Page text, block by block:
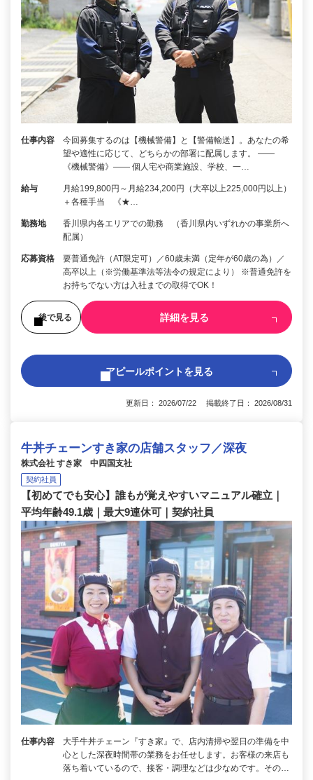
仕事内容
今回募集するのは【機械警備】と【警備輸送】。あなたの希
望や適性に応じて、どちらかの部署に配属します。 ――
《機械警備》―― 個人宅や商業施設、学校、一…
給与
月給199,800円～月給234,200円（大卒以上225,000円以上）
＋各種手当 《★…
勤務地
香川県内各エリアでの勤務 （香川県内いずれかの事業所へ
配属）
応募資格
要普通免許（AT限定可）／60歳未満（定年が60歳の為）／
高卒以上（※労働基準法等法令の規定により） ※普通免許を
お持ちでない方は入社までの取得でOK！
後で見る 詳細を見る
アピールポイントを見る
更新日： 2026/07/22 掲載終了日： 2026/08/31
牛丼チェーンすき家の店舗スタッフ／深夜
株式会社 すき家 中四国支社
契約社員
【初めてでも安心】誰もが覚えやすいマニュアル確立｜
平均年齢49.1歳｜最大9連休可｜契約社員
仕事内容
大手牛丼チェーン『すき家』で、店内清掃や翌日の準備を中
心とした深夜時間帯の業務をお任せします。お客様の来店も
落ち着いているので、接客・調理などは少なめです。その…